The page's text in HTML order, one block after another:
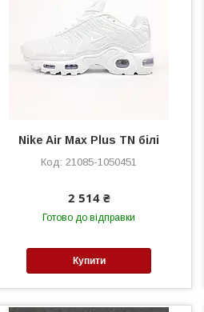
Nike Air Max Plus TN білі
21085-1050451
2 514 ₴
Готово до відправки
Купити